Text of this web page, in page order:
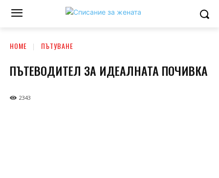
HOME ПЪТУВАНЕ
ПЪТЕВОДИТЕЛ ЗА ИДЕАЛНАТА ПОЧИВКА
2343